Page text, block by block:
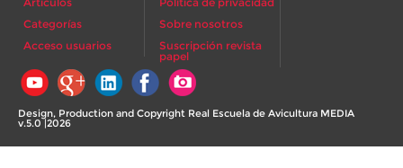
Categorías
Acceso usuarios
Sobre nosotros
Suscripción revista
papel
Design, Production and Copyright Real Escuela de Avicultura MEDIA
v.5.0 |2026